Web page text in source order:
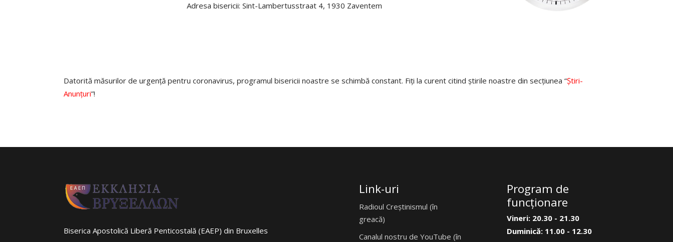
Αdresa bisericii: Sint-Lambertusstraat 4, 1930 Zaventem
Datorită măsurilor de urgență pentru coronavirus, programul bisericii noastre se schimbă constant. Fiți la curent citind știrile noastre din secțiunea “Știri-
Anunțuri”!
Biserica Apostolică Liberă Penticostală (EAEP) din Bruxelles
Link-uri
Radioul Creștinismul (în
greacă)
Canalul nostru de YouTube (în
Program de
funcţionare
Vineri: 20.30 - 21.30
Duminică: 11.00 - 12.30